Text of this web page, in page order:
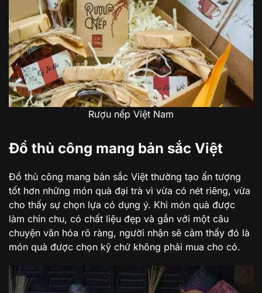
Rượu nếp Việt Nam
Đồ thủ công mang bản sắc Việt
Đồ thủ công mang bản sắc Việt thường tạo ấn tượng
tốt hơn những món quà đại trà vì vừa có nét riêng, vừa
cho thấy sự chọn lựa có dụng ý. Khi món quà được
làm chỉn chu, có chất liệu đẹp và gắn với một câu
chuyện văn hóa rõ ràng, người nhận sẽ cảm thấy đó là
món quà được chọn kỹ chứ không phải mua cho có.